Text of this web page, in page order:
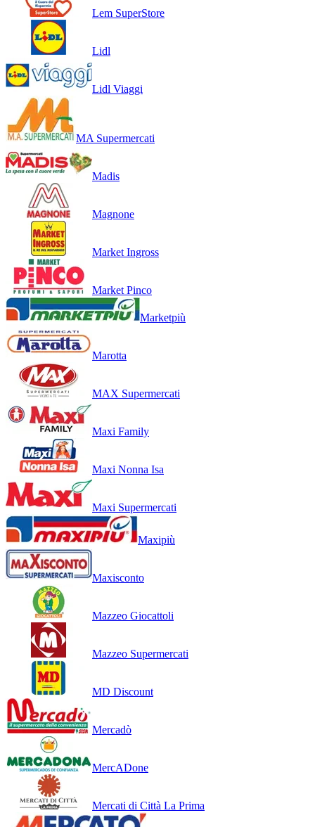
Lem SuperStore
Lidl
Lidl Viaggi
MA Supermercati
Madis
Magnone
Market Ingross
Market Pinco
Marketpiù
Marotta
MAX Supermercati
Maxi Family
Maxi Nonna Isa
Maxi Supermercati
Maxipiù
Maxisconto
Mazzeo Giocattoli
Mazzeo Supermercati
MD Discount
Mercadò
MercADone
Mercati di Città La Prima